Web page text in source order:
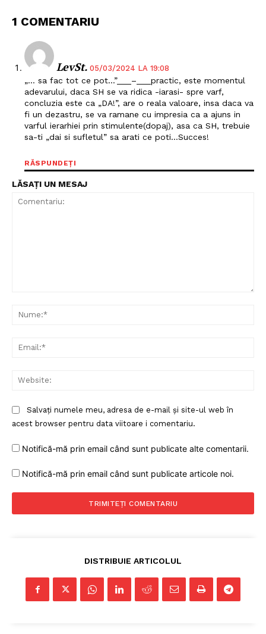
Un proiect
FREEDOM HOUSE ROMÂNIA
1 COMENTARIU
LevSt. 05/03/2024 LA 19:08
„… sa fac tot ce pot…”___–___practic, este momentul
adevarului, daca SH se va ridica -iarasi- spre varf,
concluzia este ca „DA!”, are o reala valoare, insa daca va
fi un dezastru, se va ramane cu impresia ca a ajuns in
varful ierarhiei prin stimulente(dopaj), asa ca SH, trebuie
sa-ti „dai si sufletul” sa arati ce poti…Succes!
RĂSPUNDEȚI
LĂSAȚI UN MESAJ
Salvați numele meu, adresa de e-mail și site-ul web în
acest browser pentru data viitoare i comentariu.
Notifică-mă prin email când sunt publicate alte comentarii.
Notifică-mă prin email când sunt publicate articole noi.
DISTRIBUIE ARTICOLUL